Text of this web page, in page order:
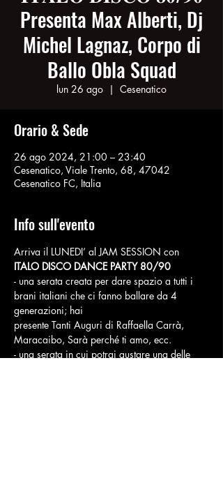
Presenta Max Alberti, Dj
Michel Lagnaz, Corpo di
Ballo Obla Squad
lun 26 ago
  |
Cesenatico
Orario & Sede
26 ago 2024, 21:00 – 23:40
Cesenatico, Viale Trento, 68, 47042
Cesenatico FC, Italia
Info sull'evento
Arriva il LUNEDI’ al JAM SESSION con
ITALO DISCO DANCE PARTY 80/90
- una serata creata per dare spazio a tutti i
brani italiani che ci fanno ballare da 4
generazioni; hai
presente Tanti Auguri di Raffaella Carrà,
Maracaibo, Sarà perché ti amo, ecc.
- una serata in cui potrai gustare una delle